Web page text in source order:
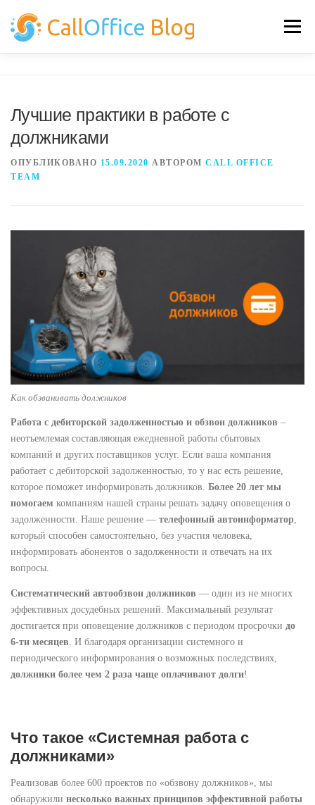
содержимому
Меню
Лучшие практики в работе с
должниками
ОПУБЛИКОВАНО 15.09.2020 АВТОРОМ CALL OFFICE
TEAM
Как обзванивать должников
Работа с дебиторской задолженностью и обзвон должников –
неотъемлемая составляющая ежедневной работы сбытовых
компаний и других поставщиков услуг. Если ваша компания
работает с дебиторской задолженностью, то у нас есть решение,
которое поможет информировать должников. Более 20 лет мы
помогаем компаниям нашей страны решать задачу оповещения о
задолженности. Наше решение — телефонный автоинформатор
который способен самостоятельно, без участия человека,
информировать абонентов о задолженности и отвечать на их
вопросы.
Систематический автообзвон должников — один из не многих
эффективных досудебных решений. Максимальный результат
достигается при оповещение должников с периодом просрочки до
6-ти месяцев . И благодаря организации системного и
периодического информирования о возможных последствиях,
должники более чем 2 раза чаще оплачивают долги!
Что такое «Системная работа с
должниками»
Реализовав более 600 проектов по «обзвону должников», мы
обнаружили несколько важных принципов эффективной работы